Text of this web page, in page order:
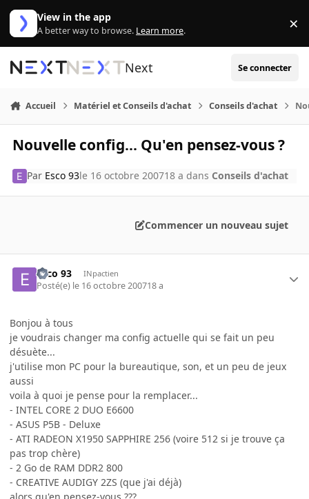
Aller au contenu
View in the app
A better way to browse. Learn more. ×
Next Se connecter
Accueil Matériel et Conseils d'achat Conseils d'achat
Nouvelle config... Qu'en pensez-vous ?
Par Esco 93le 16 octobre 200718 a dans Conseils d'achat
Commencer un nouveau sujet
Esco 93 INpactien
Posté(e) le 16 octobre 200718 a
Bonjou à tous
je voudrais changer ma config actuelle qui se fait un peu
désuète...
j'utilise mon PC pour la bureautique, son, et un peu de jeux
aussi
voila à quoi je pense pour la remplacer...
- INTEL CORE 2 DUO E6600
- ASUS P5B - Deluxe
- ATI RADEON X1950 SAPPHIRE 256 (voire 512 si je trouve ça
pas trop chère)
- 2 Go de RAM DDR2 800
- CREATIVE AUDIGY 2ZS (que j'ai déjà)